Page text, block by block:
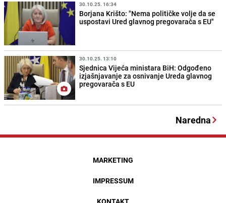
30.10.25. 16:34
Borjana Krišto: "Nema političke volje da se
uspostavi Ured glavnog pregovarača s EU"
30.10.25. 13:10
Sjednica Vijeća ministara BiH: Odgođeno
izjašnjavanje za osnivanje Ureda glavnog
pregovarača s EU
Naredna
MARKETING
IMPRESSUM